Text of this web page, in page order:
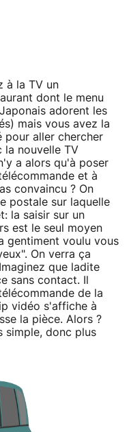
à la TV un
dont le menu
adorent les
mais vous avez la
pour aller chercher
la nouvelle TV
a alors qu'à poser
et à
convaincu ? On
postale sur laquelle
la saisir sur un
est le seul moyen
gentiment voulu vous
On verra ça
que ladite
sans contact. Il
de la
vidéo s'affiche à
la pièce. Alors ?
simple, donc plus